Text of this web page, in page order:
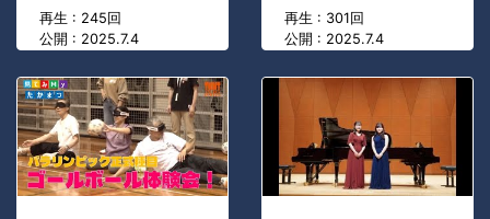
再生 : 245回
公開 : 2025.7.4
再生 : 301回
公開 : 2025.7.4